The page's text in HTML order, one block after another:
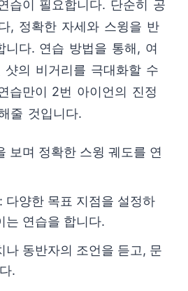
습이 필요합니다. 단순히 공
, 정확한 자세와 스윙을 반
니다. 연습 방법을 통해, 여
샷의 비거리를 극대화할 수
습만이 2번 아이언의 진정
줄 것입니다.
보며 정확한 스윙 궤도를 연
다양한 목표 지점을 설정하
는 연습을 합니다.
나 동반자의 조언을 듣고, 문
.